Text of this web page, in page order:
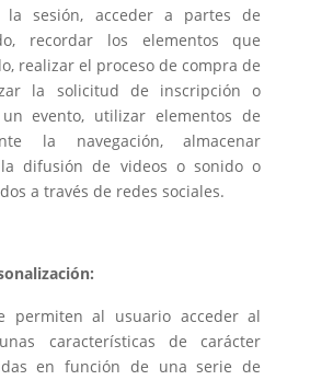
la sesión, acceder a partes de
recordar los elementos que
realizar el proceso de compra de
la solicitud de inscripción o
evento, utilizar elementos de
la navegación, almacenar
difusión de videos o sonido o
a través de redes sociales.
permiten al usuario acceder al
características de carácter
en función de una serie de